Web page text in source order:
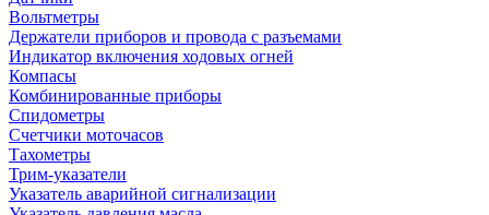
Вольтметры
Держатели приборов и провода с разъемами
Индикатор включения ходовых огней
Компасы
Комбинированные приборы
Спидометры
Счетчики моточасов
Тахометры
Трим-указатели
Указатель аварийной сигнализации